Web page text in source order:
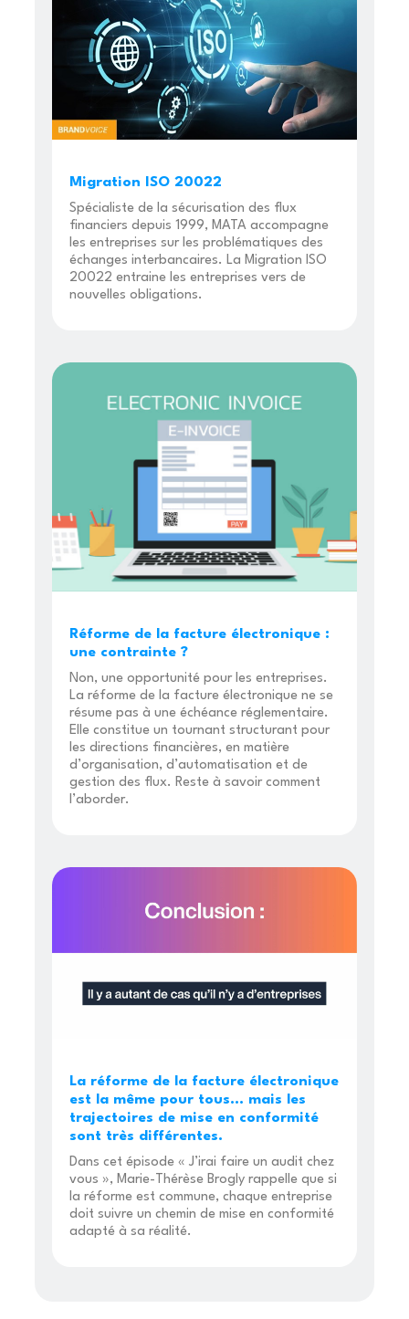
Migration ISO 20022
Spécialiste de la sécurisation des flux
financiers depuis 1999, MATA accompagne
les entreprises sur les problématiques des
échanges interbancaires. La Migration ISO
20022 entraine les entreprises vers de
nouvelles obligations.
Réforme de la facture électronique :
une contrainte ?
Non, une opportunité pour les entreprises.
La réforme de la facture électronique ne se
résume pas à une échéance réglementaire.
Elle constitue un tournant structurant pour
les directions financières, en matière
d’organisation, d’automatisation et de
gestion des flux. Reste à savoir comment
l’aborder.
La réforme de la facture électronique
est la même pour tous… mais les
trajectoires de mise en conformité
sont très différentes.
Dans cet épisode « J’irai faire un audit chez
vous », Marie-Thérèse Brogly rappelle que si
la réforme est commune, chaque entreprise
doit suivre un chemin de mise en conformité
adapté à sa réalité.